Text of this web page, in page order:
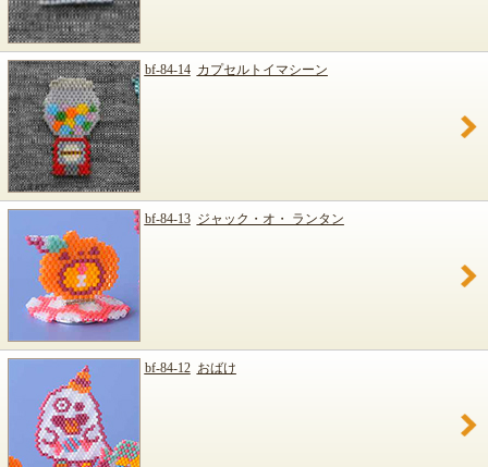
bf-84-14 カプセルトイマシーン
bf-84-13 ジャック・オ・ ランタン
bf-84-12 おばけ